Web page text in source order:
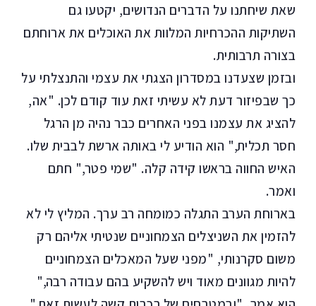
שאת שיחתנו על הדברים הנדושים, יקטעו גם
השתיקות ההכרחיות המלוות את האוכלים את ארוחתם
בצורה תרבותית.
ובזמן שצעדנו במסדרון הצגתי את עצמי והתנצלתי על
כך שבפיזור דעת לא עשיתי זאת עוד קודם לכן. "אה,
להציג את עצמנו בפני האחרים כבר נהיה מן הרגל
חסר תכלית," הוא הודיע לי באותה ארשת לבבית שלו.
האיש החווה בראשו קידה קלה. "שמי פטר," חתם
ואמר.
בארוחת הערב התגלה כמומחה רב ערך. המליץ לי לא
להזמין את השניצלים הצמחוניים שנטיתי אליהם רק
משום סקרנותי, "מפני שעל המאכלים הצמחוניים
להיות מגוונים מאוד ויש להשקיע בהם עבודה רבה,"